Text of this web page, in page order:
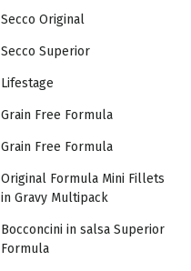
Secco Original
Secco Superior
Lifestage
Grain Free Formula
Grain Free Formula
Original Formula Mini Fillets
in Gravy Multipack
Bocconcini in salsa Superior
Formula